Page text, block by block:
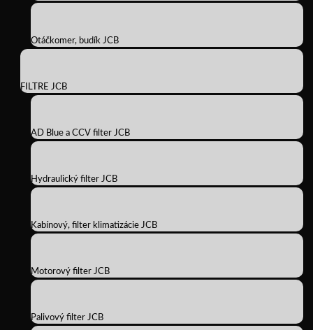
Otáčkomer, budík JCB
FILTRE JCB
AD Blue a CCV filter JCB
Hydraulický filter JCB
Kabínový, filter klimatizácie JCB
Motorový filter JCB
Palivový filter JCB